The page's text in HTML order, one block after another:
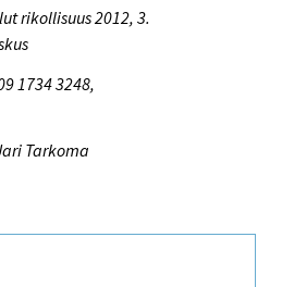
rikollisuus 2012, 3.
1734 3248,
Tarkoma